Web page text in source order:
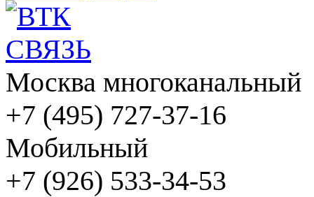
Москва многоканальный
+7 (495) 727-37-16
Мобильный
+7 (926) 533-34-53